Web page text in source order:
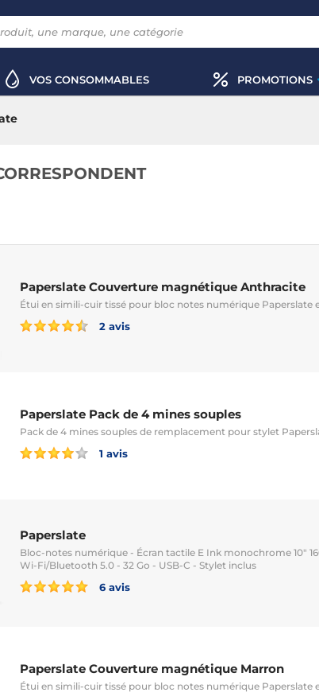
VOS CONSOMMABLES PROMOTIONS
Paperslate Couverture magnétique Anthracite
Étui en simili-cuir tissé pour bloc notes numérique Paperslate
2 avis
Paperslate Pack de 4 mines souples
Pack de 4 mines souples de remplacement pour stylet
1 avis
Paperslate
Bloc-notes numérique - Écran tactile E Ink monochrome 10"
Wi-Fi/Bluetooth 5.0 - 32 Go - USB-C - Stylet inclus
6 avis
Paperslate Couverture magnétique Marron
Étui en simili-cuir tissé pour bloc notes numérique Paperslate